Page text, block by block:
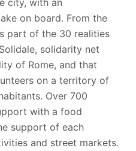
on board. From the
part of the 30 realities
solidarity net
of Rome, and that
on a territory of
Over 700
with a food
support of each
and street markets.